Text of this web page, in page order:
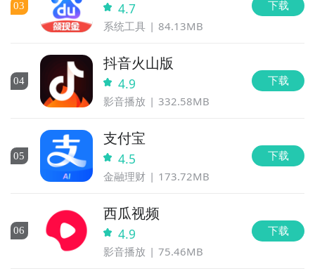
03 4.7
系统工具 84.13MB
下载
04
抖音火山版
4.9
影音播放 332.58MB
下载
05
支付宝
4.5
金融理财 173.72MB
下载
06
西瓜视频
4.9
影音播放 75.46MB
下载